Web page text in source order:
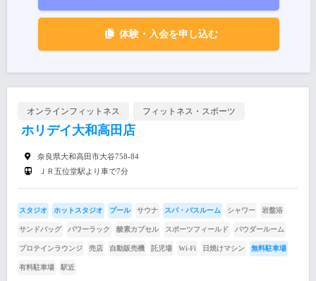
体験・入会を申し込む
オンラインフィットネス フィットネス・スポーツ
ホリデイ大和高田店
奈良県大和高田市大谷758-84
ＪＲ五位堂駅より車で7分
スタジオ ホットスタジオ プール サウナ スパ・バスルーム シャワー 岩盤浴
サンドバッグ パワーラック 酸素カプセル スポーツフィールド パウダールーム
プロテインラウンジ 売店 自動販売機 託児場 Wi-Fi 日焼けマシン 無料駐車場
有料駐車場 駅近